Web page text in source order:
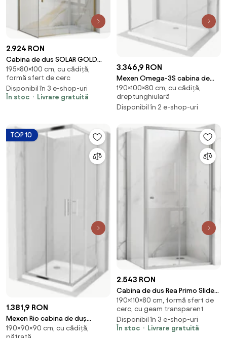
2.924 RON
Cabina de dus SOLAR GOLD
Brush 100x80cm
195×80×100 cm, cu cădiță,
formă sfert de cerc
Disponibil în 3 e-shop-uri
În stoc
Livrare gratuită
3.346,9 RON
Mexen Omega-3S cabina de
duș cu 3 pereți, culisantă
100x80 cm, transparentă, crom
+ cădiță Flat - 825-100-080-01-
190×100×80 cm, cu cădiță,
dreptunghiulară
Disponibil în 2 e-shop-uri
TOP 10
1.381,9 RON
Mexen Rio cabina de duș
pătrată 90 x 90 cm,
190×90×90 cm, cu cădiță,
2.543 RON
Cabina de dus Rea Primo Slide
110x80 Chrome
190×110×80 cm, formă sfert de
cerc, cu geam transparent
Disponibil în 3 e-shop-uri
În stoc
Livrare gratuită